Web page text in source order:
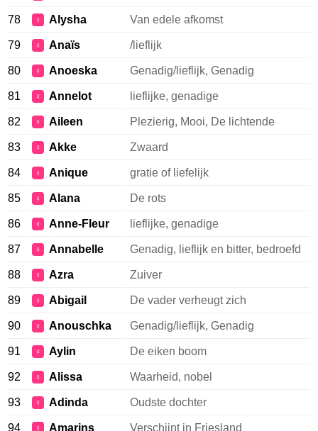
78 ♀ Alysha Van edele afkomst
79 ♀ Anaïs /lieflijk
80 ♀ Anoeska Genadig/lieflijk, Genadig
81 ♀ Annelot lieflijke, genadige
82 ♀ Aileen Plezierig, Mooi, De lichtende
83 ♀ Akke Zwaard
84 ♀ Anique gratie of liefelijk
85 ♀ Alana De rots
86 ♀ Anne-Fleur lieflijke, genadige
87 ♀ Annabelle Genadig, lieflijk en bitter, bedroefd
88 ♀ Azra Zuiver
89 ♀ Abigail De vader verheugt zich
90 ♀ Anouschka Genadig/lieflijk, Genadig
91 ♀ Aylin De eiken boom
92 ♀ Alissa Waarheid, nobel
93 ♀ Adinda Oudste dochter
94 ♀ Amarins Verschijnt in Friesland